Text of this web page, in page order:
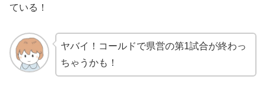
ている！
ヤバイ！コールドで県営の第1試合が終わっ
ちゃうかも！